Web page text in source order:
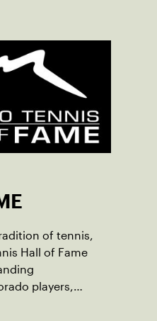
of tennis,
Hall of Fame
players,